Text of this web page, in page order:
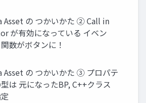
Asset の つかいかた ② Call in
が有効になっている イベン
関数がボタンに！
Asset の つかいかた ③ プロパテ
は 元になったBP, C++クラス